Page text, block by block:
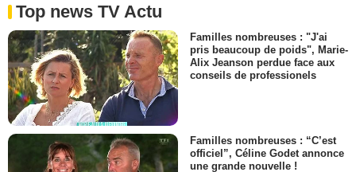
Top news TV Actu
Familles nombreuses : "J'ai
pris beaucoup de poids", Marie-
Alix Jeanson perdue face aux
conseils de professionels
Familles nombreuses : “C’est
officiel”, Céline Godet annonce
une grande nouvelle !